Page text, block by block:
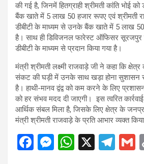
की गई है, जिनमें हितग्राही श्रीमती कांति भोई
बैंक खाते में 5 लाख 50 हजार रूपए एवं श्रीमती
डीबीटी के माध्यम से उनके बैंक खाते में 5 लाख
है। साथ ही डिविजनल फारेस्ट ऑफिसर
डीबीटी के माध्यम से प्रदान किया गया है।
मंत्री श्रीमती लक्ष्मी राजवाड़े जी ने कहा कि
संकट की घड़ी में उनके साथ खड़ा होना सुशासन
है। हाथी-मानव द्वंद्व को कम करने के लिए
को हर संभव मदद दी जाएगी। इस त्वरित कार्रवाई
आर्थिक संबल मिला है, जिसके लिए क्षेत्र के
मंत्री श्रीमती राजवाड़े के प्रति आभार व्यक्त
F
M W X
T